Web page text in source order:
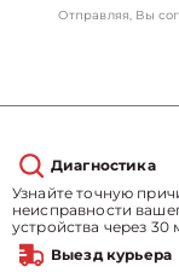
Отправляя, Вы
Диагностика
Узнайте точную
неисправности
устройства через 30
Выезд курьера